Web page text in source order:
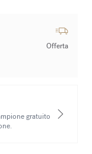
Offerta
gratuito